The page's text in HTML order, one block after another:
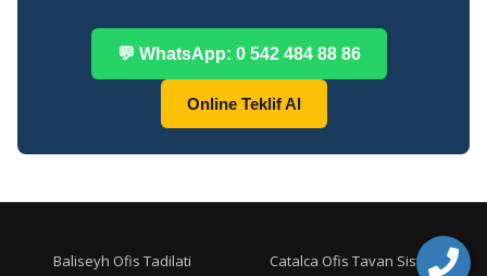
💬 WhatsApp: 0 542 484 88 86
Online Teklif Al
Baliseyh Ofis Tadilati Catalca Ofis Tavan Sistemleri